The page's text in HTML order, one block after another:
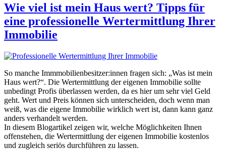
Wie viel ist mein Haus wert? Tipps für
eine professionelle Wertermittlung Ihrer
Immobilie
So manche Immmobilienbesitzer:innen fragen sich: „Was ist mein
Haus wert?“. Die Wertermittlung der eigenen Immobilie sollte
unbedingt Profis überlassen werden, da es hier um sehr viel Geld
geht. Wert und Preis können sich unterscheiden, doch wenn man
weiß, was die eigene Immobilie wirklich wert ist, dann kann ganz
anders verhandelt werden.
In diesem Blogartikel zeigen wir, welche Möglichkeiten Ihnen
offenstehen, die Wertermittlung der eigenen Immobilie kostenlos
und zugleich seriös durchführen zu lassen.